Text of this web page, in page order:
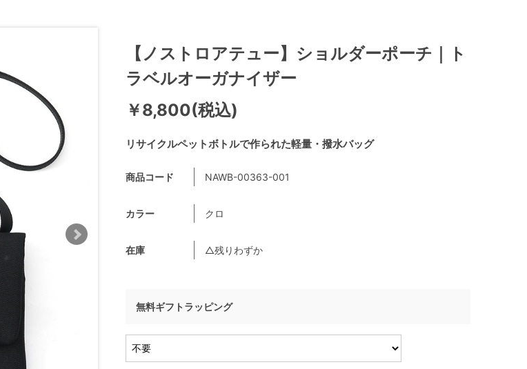
リサイクルペットボトルで作られた軽量・撥水バッグ
【ノストロアテュー】ショルダーポーチ｜ト
ラベルオーガナイザー
￥8,800(税込)
商品コード NAWB-00363-001
カラー クロ
在庫 △残りわずか
無料ギフトラッピング